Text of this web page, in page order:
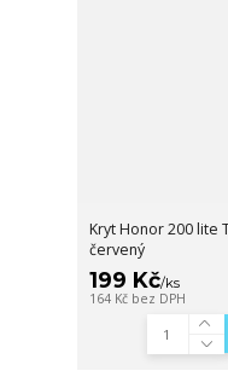
Kryt Honor 200 lite
červený
199 Kč/ks
164 Kč bez DPH